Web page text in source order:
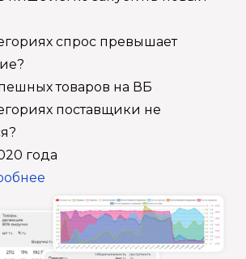
спрос превышает
товаров на ВБ
поставщики не
года